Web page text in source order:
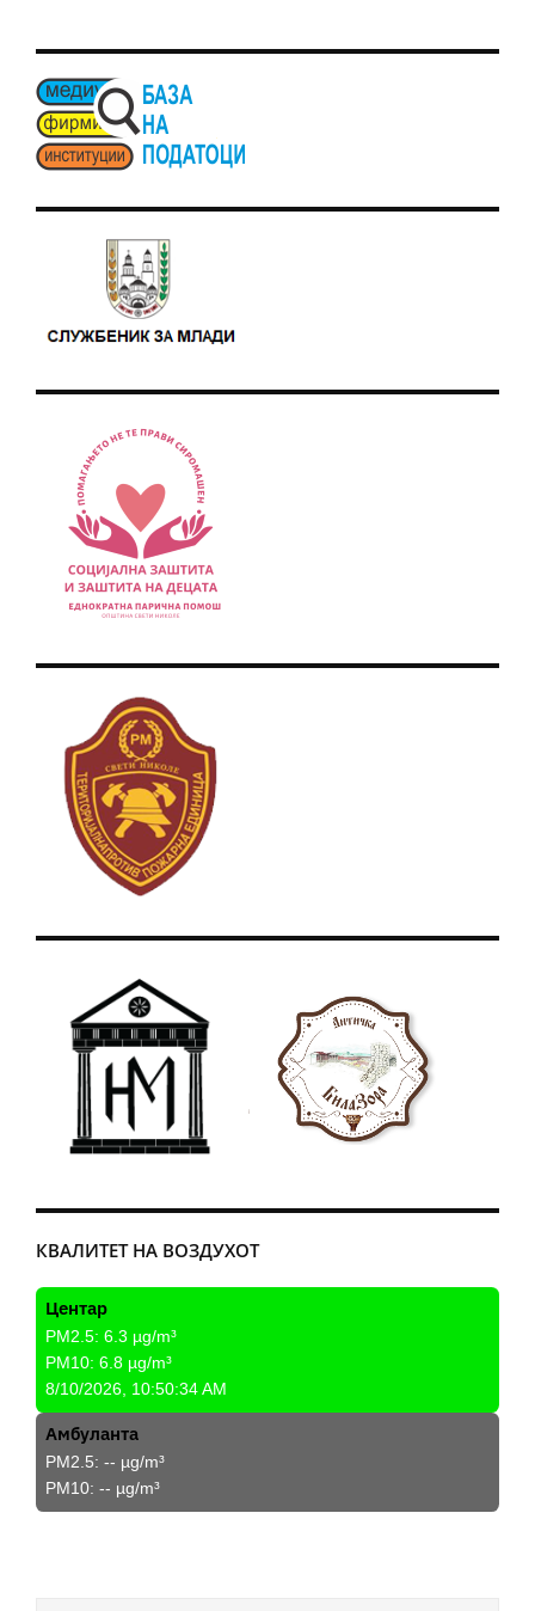
КВАЛИТЕТ НА ВОЗДУХОТ
Центар
PM2.5: 6.3 µg/m³
PM10: 6.8 µg/m³
8/10/2026, 10:50:34 AM
Амбуланта
PM2.5: -- µg/m³
PM10: -- µg/m³